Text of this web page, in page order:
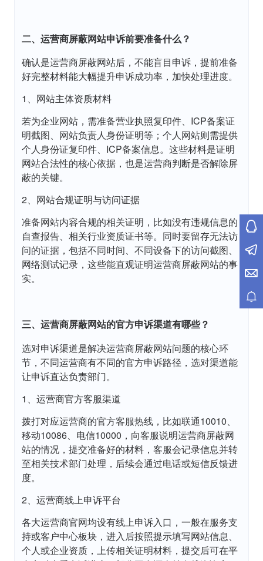
二、运营商屏蔽网站申诉前要准备什么？
确认是运营商屏蔽网站后，不能盲目申诉，提前准备
好完整材料能大幅提升申诉成功率，加快处理进度。
1、网站主体资质材料
若为企业网站，需准备营业执照复印件、ICP备案证
明截图、网站负责人身份证明等；个人网站则需提供
个人身份证复印件、ICP备案信息。这些材料是证明
网站合法性的核心依据，也是运营商判断是否解除屏
蔽的关键。
2、网站合规证明与访问证据
准备网站内容合规的相关证明，比如没有违规信息的
自查报告、相关行业资质证书等。同时要留存无法访
问的证据，包括不同时间、不同设备下的访问截图、
网络测试记录，这些能直观证明运营商屏蔽网站的事
实。
三、运营商屏蔽网站的官方申诉渠道有哪些？
选对申诉渠道是解决运营商屏蔽网站问题的核心环
节，不同运营商有不同的官方申诉路径，选对渠道能
让申诉直达负责部门。
1、运营商官方客服渠道
拨打对应运营商的官方客服热线，比如联通10010、
移动10086、电信10000，向客服说明运营商屏蔽网
站的情况，提交准备好的材料，客服会记录信息并转
至相关技术部门处理，后续会通过电话或短信反馈进
度。
2、运营商线上申诉平台
各大运营商官网均设有线上申诉入口，一般在服务支
持或客户中心板块，进入后按照提示填写网站信息、
个人或企业资质，上传相关证明材料，提交后可在平